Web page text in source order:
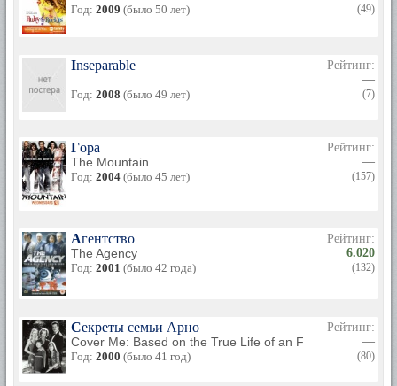
Год: 2009 (было 50 лет) (49)
Inseparable
Год: 2008 (было 49 лет)
Рейтинг:
—
(7)
Гора
The Mountain
Год: 2004 (было 45 лет)
Рейтинг:
—
(157)
Агентство
The Agency
Год: 2001 (было 42 года)
Рейтинг:
6.020
(132)
Секреты семьи Арно
Cover Me: Based on the True Life of an FBI Family
Год: 2000 (было 41 год)
Рейтинг:
—
(80)